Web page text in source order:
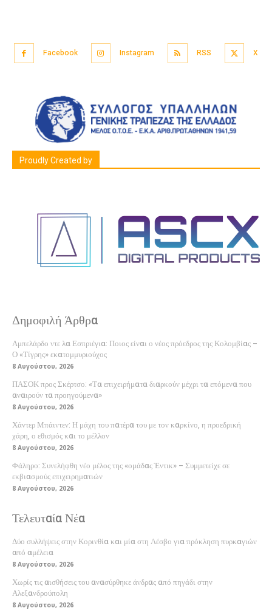
Facebook Instagram RSS X
Proudly Created by
Δημοφιλή Άρθρα
Αμπελάρδο ντε λα Εσπριέγια: Ποιος είναι ο νέος πρόεδρος της Κολομβίας –
Ο «Τίγρης» εκατομμυριούχος
8 Αυγούστου, 2026
ΠΑΣΟΚ προς Σκέρτσο: «Τα επιχειρήματα διαρκούν μέχρι τα επόμενα που
αναιρούν τα προηγούμενα»
8 Αυγούστου, 2026
Χάντερ Μπάιντεν: Η μάχη του πατέρα του με τον καρκίνο, η προεδρική
χάρη, ο εθισμός και το μέλλον
8 Αυγούστου, 2026
Φάληρο: Συνελήφθη νέο μέλος της «ομάδας Έντικ» – Συμμετείχε σε
εκβιασμούς επιχειρηματιών
8 Αυγούστου, 2026
Τελευταία Νέα
Δύο συλλήψεις στην Κορινθία και μία στη Λέσβο για πρόκληση πυρκαγιών
από αμέλεια
8 Αυγούστου, 2026
Χωρίς τις αισθήσεις του ανασύρθηκε άνδρας από πηγάδι στην
Αλεξανδρούπολη
8 Αυγούστου, 2026